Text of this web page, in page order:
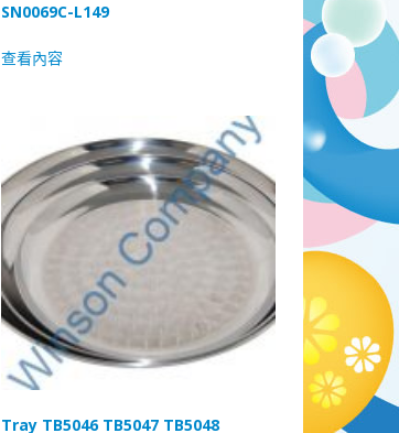
SN0069C-L149
查看內容
Tray TB5046 TB5047 TB5048